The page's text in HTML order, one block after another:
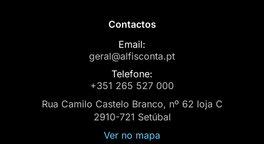
Contactos
Email:
geral@alfisconta.pt
Telefone:
+351 265 527 000
Rua Camilo Castelo Branco, nº 62 loja C
2910-721 Setúbal
Ver no mapa